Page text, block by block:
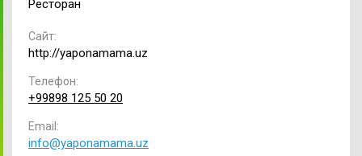
Ресторан
Сайт:
http://yaponamama.uz
Телефон:
+99898 125 50 20
Email:
info@yaponamama.uz